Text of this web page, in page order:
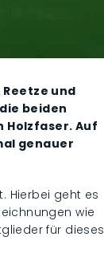
und
beiden
Auf
genauer
Hierbei geht es
wie
für dieses